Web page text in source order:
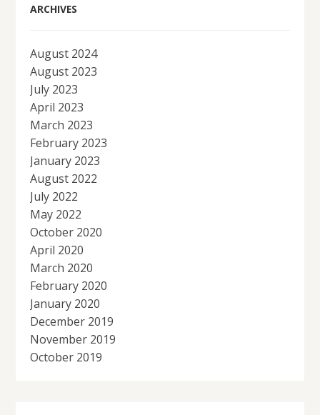
ARCHIVES
August 2024
August 2023
July 2023
April 2023
March 2023
February 2023
January 2023
August 2022
July 2022
May 2022
October 2020
April 2020
March 2020
February 2020
January 2020
December 2019
November 2019
October 2019